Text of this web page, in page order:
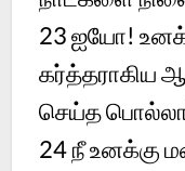
23 ஐயோ!
கர்த்தராகிய
செய்த
24 நீ உனக்கு